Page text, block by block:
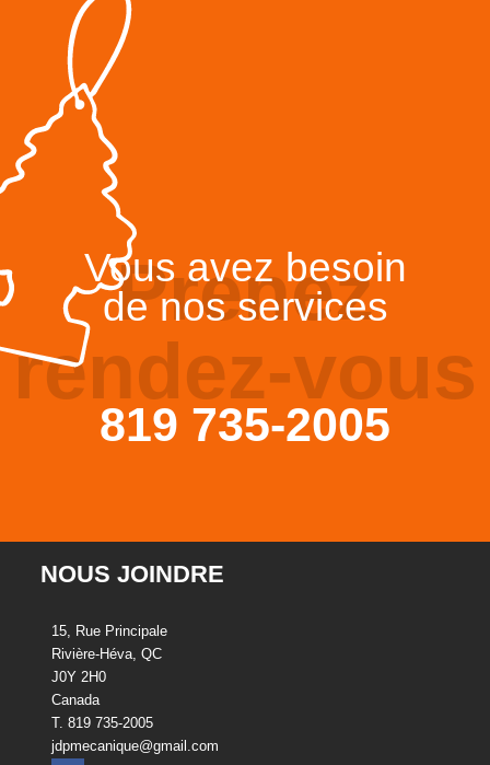
Prenez
rendez-vous
Vous avez besoin
de nos services
819 735-2005
NOUS JOINDRE
15, Rue Principale
Rivière-Héva, QC
J0Y 2H0
Canada
T. 819 735-2005
jdpmecanique@gmail.com